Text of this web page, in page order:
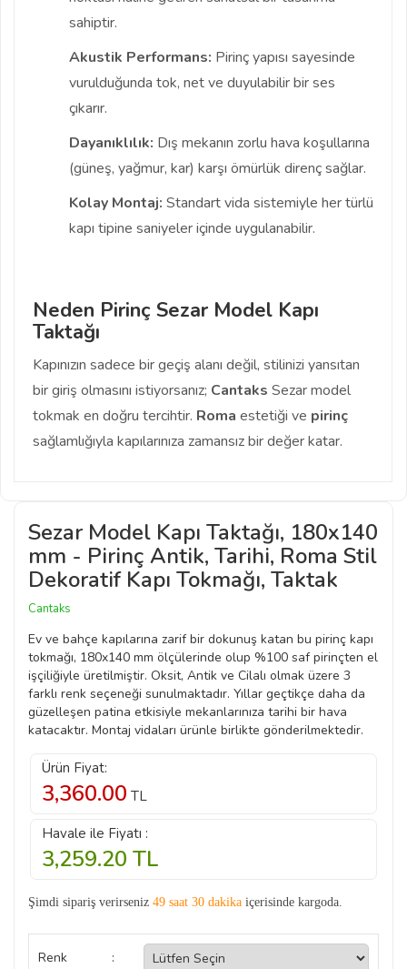
sahiptir.
Akustik Performans: Pirinç yapısı sayesinde
vurulduğunda tok, net ve duyulabilir bir ses
çıkarır.
Dayanıklılık: Dış mekanın zorlu hava koşullarına
(güneş, yağmur, kar) karşı ömürlük direnç sağlar.
Kolay Montaj: Standart vida sistemiyle her türlü
kapı tipine saniyeler içinde uygulanabilir.
Neden Pirinç Sezar Model Kapı
Taktağı
Kapınızın sadece bir geçiş alanı değil, stilinizi yansıtan
bir giriş olmasını istiyorsanız; Cantaks Sezar model
tokmak en doğru tercihtir. Roma estetiği ve pirinç
sağlamlığıyla kapılarınıza zamansız bir değer katar.
Sezar Model Kapı Taktağı, 180x140
mm - Pirinç Antik, Tarihi, Roma Stil
Dekoratif Kapı Tokmağı, Taktak
Cantaks
Ev ve bahçe kapılarına zarif bir dokunuş katan bu pirinç kapı
tokmağı, 180x140 mm ölçülerinde olup %100 saf pirinçten el
işçiliğiyle üretilmiştir. Oksit, Antik ve Cilalı olmak üzere 3
farklı renk seçeneği sunulmaktadır. Yıllar geçtikçe daha da
güzelleşen patina etkisiyle mekanlarınıza tarihi bir hava
katacaktır. Montaj vidaları ürünle birlikte gönderilmektedir.
Ürün Fiyat:
3,360.00 TL
Havale ile Fiyatı :
3,259.20 TL
Şimdi sipariş verirseniz 49 saat 30 dakika içerisinde kargoda.
Renk :